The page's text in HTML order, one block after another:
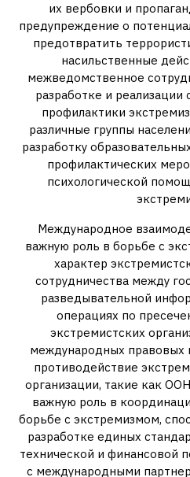
их вербовки и
предупреждение о
предотвратить
насильственные
межведомственное
разработке и
профилактики
различные группы
разработку
профилактических
психологической
Международное
важную роль в борьбе с
характер
сотрудничества между
разведывательной
операциях по
экстремистских
международных правовых
противодействие
организации, такие как
важную роль в
борьбе с экстремизмом,
разработке единых
технической и финансовой
с международными